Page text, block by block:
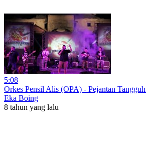
5:08
Orkes Pensil Alis (OPA) - Pejantan
Eka Boing
8 tahun yang lalu